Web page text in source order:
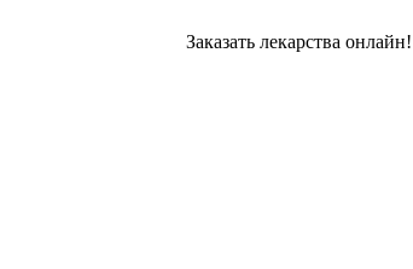
Заказать лекарства онлайн!